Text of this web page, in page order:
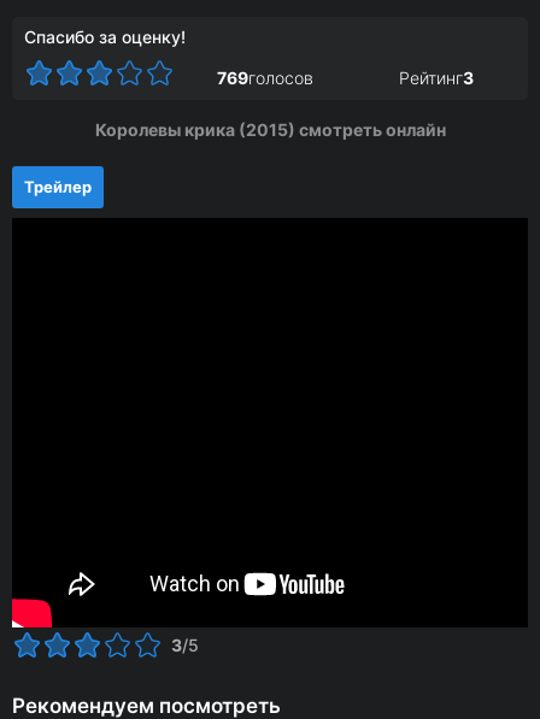
Спасибо за оценку!
769голосов Рейтинг3
Королевы крика (2015) смотреть онлайн
Трейлер
3/5
Рекомендуем посмотреть